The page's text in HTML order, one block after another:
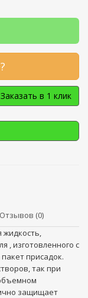
Заказать в 1 клик
Отзывов (0)
жидкость,
, изготовленного с
присадок.
так при
защищает